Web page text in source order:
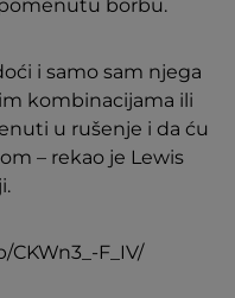
borbu.
i samo sam njega
kombinacijama ili
u rušenje i da ću
– rekao je Lewis
F_IV/